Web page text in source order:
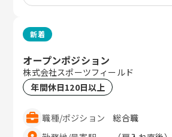
新着
オープンポジション
株式会社スポーツフィールド
年間休日120日以上
職種/ポジション
総合職